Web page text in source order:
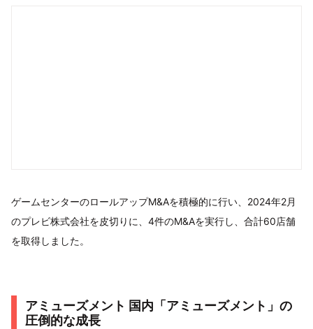
ゲームセンターのロールアップM&Aを積極的に行い、2024年2月
のプレビ株式会社を皮切りに、4件のM&Aを実行し、合計60店舗
を取得しました。
アミューズメント 国内「アミューズメント」の
圧倒的な成長